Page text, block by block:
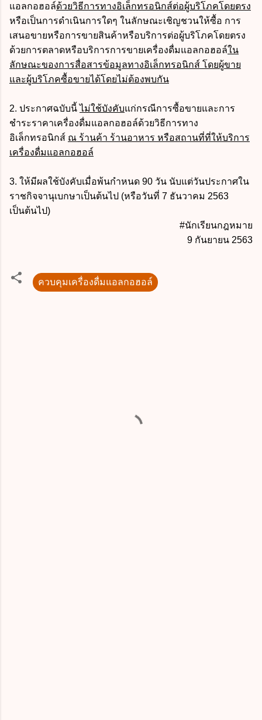
แอลกอฮอล์ด้วยวิธีการทางอิเล็กทรอนิกส์ต่อผู้บริโภคโดยตรง
หรือเป็นการดำเนินการใดๆ ในลักษณะเชิญชวนให้ซื้อ การ
เสนอขายหรือการขายสินค้าหรือบริการต่อผู้บริโภคโดยตรง
ด้วยการตลาดหรือบริการการขายเครื่องดื่มแอลกอฮอล์ใน
ลักษณะของการสื่อสารข้อมูลทางอิเล็กทรอนิกส์ โดยผู้ขาย
และผู้บริโภคซื้อขายได้โดยไม่ต้องพบกัน
2. ประกาศฉบับนี้ไม่ใช้บังคับแก่กรณีการซื้อขายและการ
ชำระราคาเครื่องดื่มแอลกอฮอล์ด้วยวิธีการทาง
อิเล็กทรอนิกส์ ณ ร้านค้า ร้านอาหาร หรือสถานที่ที่ให้บริการ
เครื่องดื่มแอลกอฮอล์
3. ให้มีผลใช้บังคับเมื่อพ้นกำหนด 90 วัน นับแต่วันประกาศใน
ราชกิจจานุเบกษาเป็นต้นไป (หรือวันที่ 7 ธันวาคม 2563
เป็นต้นไป)
#นักเรียนกฎหมาย
9 กันยายน 2563
ควบคุมเครื่องดื่มแอลกอฮอล์